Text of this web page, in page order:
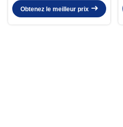
110V 220V Convertisseur de
Obtenez le meilleur prix